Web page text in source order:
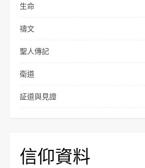
生命
禱文
聖人傳記
衛道
証道與見證
信仰資料